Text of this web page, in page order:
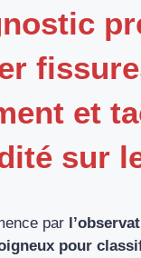
et
sur
par
pour